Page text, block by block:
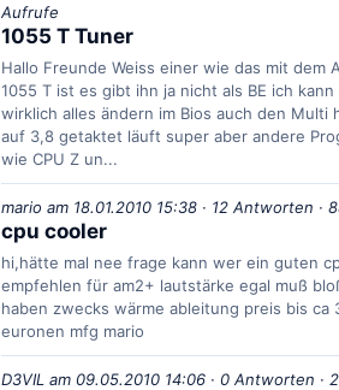
Aufrufe
1055 T Tuner
Hallo Freunde Weiss einer wie das mit dem
1055 T ist es gibt ihn ja nicht als BE ich kann
wirklich alles ändern im Bios auch den Multi
auf 3,8 getaktet läuft super aber andere
wie CPU Z un...
mario am 18.01.2010 15:38 · 12 Antworten ·
cpu cooler
hi,hätte mal nee frage kann wer ein guten
empfehlen für am2+ lautstärke egal muß
haben zwecks wärme ableitung preis bis ca
euronen mfg mario
D3VIL am 09.05.2010 14:06 · 0 Antworten ·